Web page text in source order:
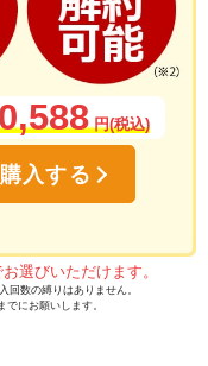
円(税込)
入する
選びいただけます。
数の縛りはありません。
にお願いします。